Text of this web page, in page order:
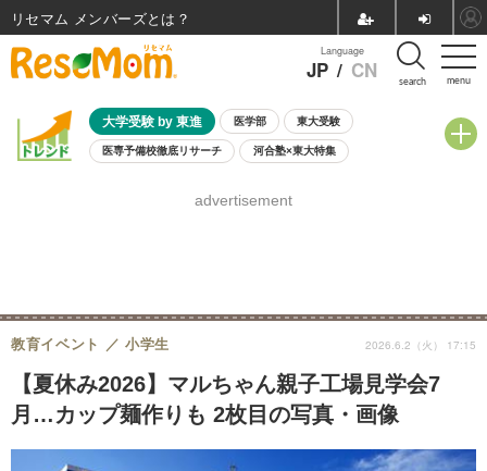
menu
Language
JP / CN search
大学受験 by 東進 医学部 東大受験
医専予備校徹底リサーチ 河合塾×東大特集
8月開催学校説明会・相談会
advertisement
【夏休み2026】マルちゃん親子工場見学会7
月…カップ麺作りも 2枚目の写真・画像
教育イベント 小学生 2026.6.2（火） 17:15
リセマム メンバーズ